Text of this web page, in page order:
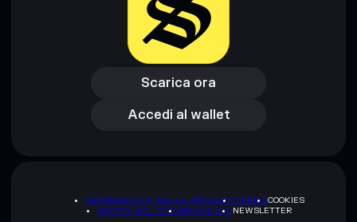
Scarica ora
Scarica ora
Accedi al wallet
Accedi al wallet
INFORMATIVA SULLA PRIVACYTERMSCOOKIES
MAPPA DEL SITOBRAND KITNEWSLETTER